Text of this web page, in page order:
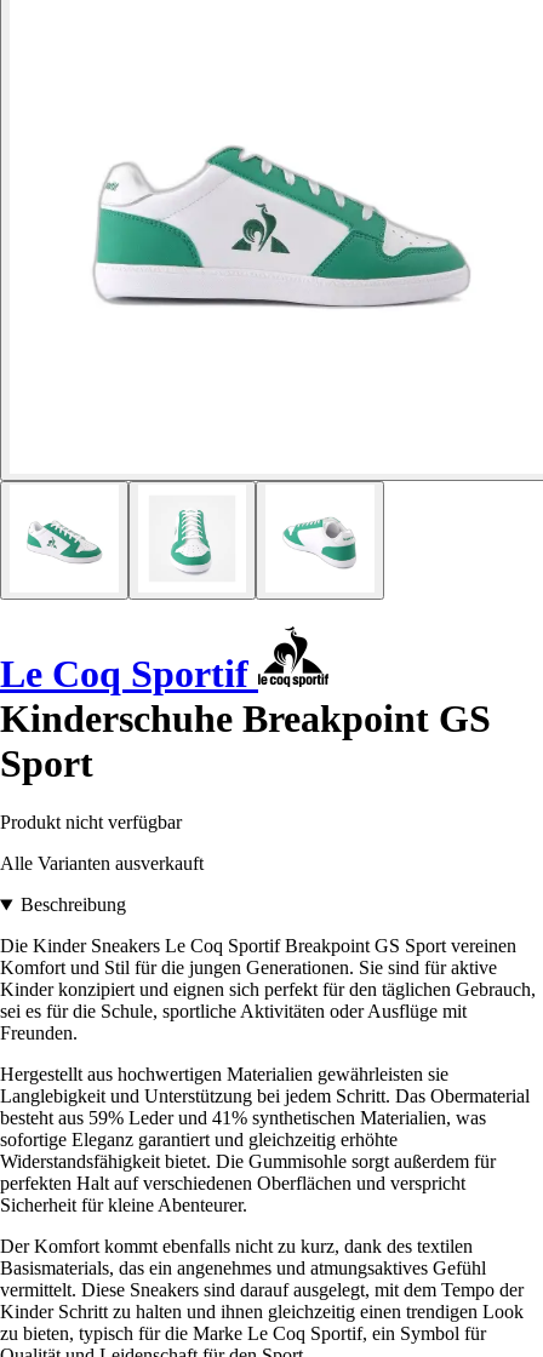
Le Coq Sportif
Kinderschuhe Breakpoint GS
Sport
Produkt nicht verfügbar
Alle Varianten ausverkauft
Beschreibung
Die Kinder Sneakers Le Coq Sportif Breakpoint GS Sport vereinen
Komfort und Stil für die jungen Generationen. Sie sind für aktive
Kinder konzipiert und eignen sich perfekt für den täglichen Gebrauch,
sei es für die Schule, sportliche Aktivitäten oder Ausflüge mit
Freunden.
Hergestellt aus hochwertigen Materialien gewährleisten sie
Langlebigkeit und Unterstützung bei jedem Schritt. Das Obermaterial
besteht aus 59% Leder und 41% synthetischen Materialien, was
sofortige Eleganz garantiert und gleichzeitig erhöhte
Widerstandsfähigkeit bietet. Die Gummisohle sorgt außerdem für
perfekten Halt auf verschiedenen Oberflächen und verspricht
Sicherheit für kleine Abenteurer.
Der Komfort kommt ebenfalls nicht zu kurz, dank des textilen
Basismaterials, das ein angenehmes und atmungsaktives Gefühl
vermittelt. Diese Sneakers sind darauf ausgelegt, mit dem Tempo der
Kinder Schritt zu halten und ihnen gleichzeitig einen trendigen Look
zu bieten, typisch für die Marke Le Coq Sportif, ein Symbol für